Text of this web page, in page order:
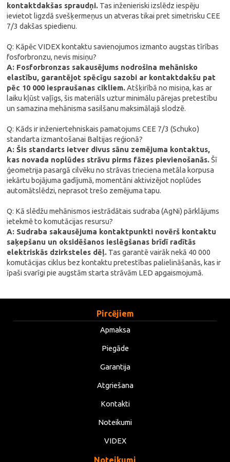
kontaktdakšas spraudņi. Tas inženieriski izslēdz iespēju
ievietot ligzdā svešķermeņus un atveras tikai pret simetrisku CEE
7/3 dakšas spiedienu.
Q: Kāpēc VIDEX kontaktu savienojumos izmanto augstas tīrības
fosforbronzu, nevis misiņu?
A: Fosforbronzas sakausējums nodrošina mehānisko
elastību, garantējot spēcīgu sazobi ar kontaktdakšu pat
pēc 10 000 iespraušanas cikliem.Atšķirībā no misiņa, kas ar
laiku kļūst vaļīgs, šis materiāls uztur minimālu pārejas pretestību
un samazina mehānisma sasilšanu maksimālajā slodzē.
Q: Kāds ir inženiertehniskais pamatojums CEE 7/3 (Schuko)
standarta izmantošanai Baltijas reģionā?
A: Šis standarts ietver divus sānu zemējuma kontaktus,
kas novada noplūdes strāvu pirms fāzes pievienošanās.Šī
ģeometrija pasargā cilvēku no strāvas trieciena metāla korpusa
iekārtu bojājuma gadījumā, momentāni aktivizējot noplūdes
automātslēdzi, neprasot trešo zemējuma tapu.
Q: Kā slēdžu mehānismos iestrādātais sudraba (AgNi) pārklājums
ietekmē to komutācijas resursu?
A: Sudraba sakausējuma kontaktpunkti novērš kontaktu
saķepšanu un oksidēšanos ieslēgšanas brīdī radītās
elektriskās dzirksteles dēļ. Tas garantē vairāk nekā 40 000
komutācijas ciklus bez kontaktu pretestības palielināšanās, kas ir
īpaši svarīgi pie augstām starta strāvām LED apgaismojumā.
Pircējiem
Apmaksa
Piegāde
Garantija
Atgriešana
Kontakti
Noteikumi
VIDEX
Noteikumi